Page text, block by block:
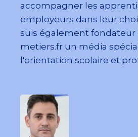
accompagner les
employeurs dans leur
suis également fondateur
metiers.fr un média
l'orientation scolaire et